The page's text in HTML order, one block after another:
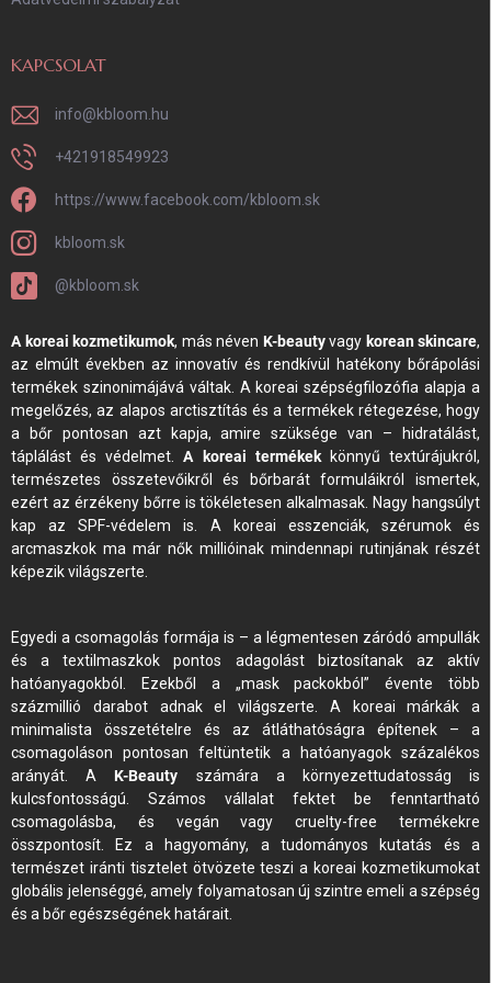
KAPCSOLAT
info@kbloom.hu
+421918549923
https://www.facebook.com/kbloom.sk
kbloom.sk
@kbloom.sk
A koreai kozmetikumok, más néven K-beautyvagy korean skincare,
az elmúlt években az innovatív és rendkívül hatékony bőrápolási
termékek szinonimájává váltak. A koreai szépségfilozófia alapja a
megelőzés, az alapos arctisztítás és a termékek rétegezése, hogy
a bőr pontosan azt kapja, amire szüksége van – hidratálást,
táplálást és védelmet.A koreai termékekkönnyű textúrájukról,
természetes összetevőikről és bőrbarát formuláikról ismertek,
ezért az érzékeny bőrre is tökéletesen alkalmasak. Nagy hangsúlyt
kap az SPF-védelem is. A koreai esszenciák, szérumok és
arcmaszkok ma már nők millióinak mindennapi rutinjának részét
képezik világszerte.
Egyedi a csomagolás formája is – a légmentesen záródó ampullák
és a textilmaszkok pontos adagolást biztosítanak az aktív
hatóanyagokból. Ezekből a „mask packokból” évente több
százmillió darabot adnak el világszerte. A koreai márkák a
minimalista összetételre és az átláthatóságra építenek – a
csomagoláson pontosan feltüntetik a hatóanyagok százalékos
arányát. A K-Beauty számára a környezettudatosság is
kulcsfontosságú. Számos vállalat fektet be fenntartható
csomagolásba, és vegán vagy cruelty-free termékekre
összpontosít. Ez a hagyomány, a tudományos kutatás és a
természet iránti tisztelet ötvözete teszi a koreai kozmetikumokat
globális jelenséggé, amely folyamatosan új szintre emeli a szépség
és a bőr egészségének határait.